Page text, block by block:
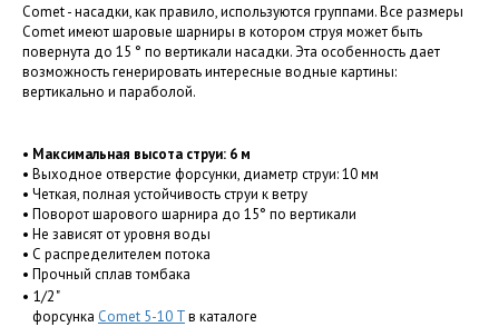
Comet - насадки, как правило, используются группами. Все размеры
Comet имеют шаровые шарниры в котором струя может быть
повернута до 15 ° по вертикали насадки. Эта особенность дает
возможность генерировать интересные водные картины:
вертикально и параболой.
• Максимальная высота струи: 6 м
• Выходное отверстие форсунки, диаметр струи: 10 мм
• Четкая, полная устойчивость струи к ветру
• Поворот шарового шарнира до 15° по вертикали
• Не зависят от уровня воды
• С распределителем потока
• Прочный сплав томбака
• 1/2"
форсунка Comet 5-10 Tв каталоге